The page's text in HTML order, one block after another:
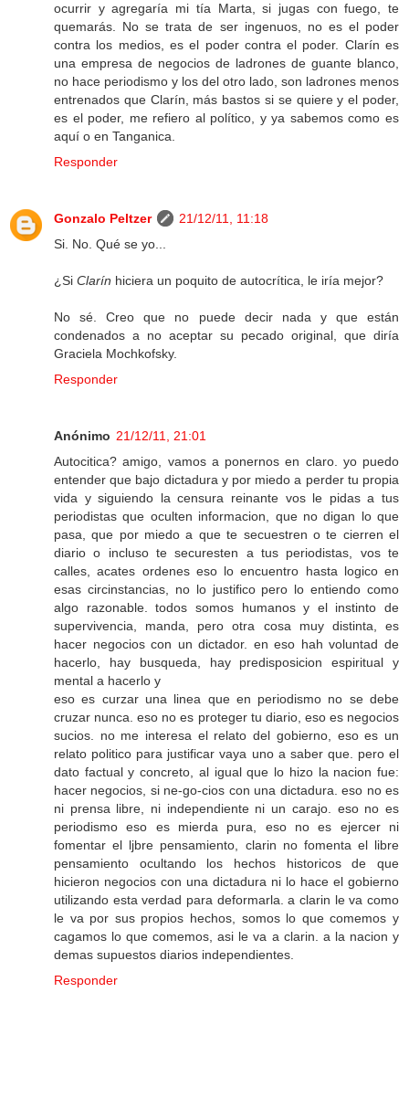
ocurrir y agregaría mi tía Marta, si jugas con fuego, te
quemarás. No se trata de ser ingenuos, no es el poder
contra los medios, es el poder contra el poder. Clarín es
una empresa de negocios de ladrones de guante blanco,
no hace periodismo y los del otro lado, son ladrones menos
entrenados que Clarín, más bastos si se quiere y el poder,
es el poder, me refiero al político, y ya sabemos como es
aquí o en Tanganica.
Responder
Gonzalo Peltzer
21/12/11, 11:18
Si. No. Qué se yo...
¿Si Clarín hiciera un poquito de autocrítica, le iría mejor?
No sé. Creo que no puede decir nada y que están
condenados a no aceptar su pecado original, que diría
Graciela Mochkofsky.
Responder
Anónimo 21/12/11, 21:01
Autocitica? amigo, vamos a ponernos en claro. yo puedo
entender que bajo dictadura y por miedo a perder tu propia
vida y siguiendo la censura reinante vos le pidas a tus
periodistas que oculten informacion, que no digan lo que
pasa, que por miedo a que te secuestren o te cierren el
diario o incluso te securesten a tus periodistas, vos te
calles, acates ordenes eso lo encuentro hasta logico en
esas circinstancias, no lo justifico pero lo entiendo como
algo razonable. todos somos humanos y el instinto de
supervivencia, manda, pero otra cosa muy distinta, es
hacer negocios con un dictador. en eso hah voluntad de
hacerlo, hay busqueda, hay predisposicion espiritual y
mental a hacerlo y
eso es curzar una linea que en periodismo no se debe
cruzar nunca. eso no es proteger tu diario, eso es negocios
sucios. no me interesa el relato del gobierno, eso es un
relato politico para justificar vaya uno a saber que. pero el
dato factual y concreto, al igual que lo hizo la nacion fue:
hacer negocios, si ne-go-cios con una dictadura. eso no es
ni prensa libre, ni independiente ni un carajo. eso no es
periodismo eso es mierda pura, eso no es ejercer ni
fomentar el ljbre pensamiento, clarin no fomenta el libre
pensamiento ocultando los hechos historicos de que
hicieron negocios con una dictadura ni lo hace el gobierno
utilizando esta verdad para deformarla. a clarin le va como
le va por sus propios hechos, somos lo que comemos y
cagamos lo que comemos, asi le va a clarin. a la nacion y
demas supuestos diarios independientes.
Responder